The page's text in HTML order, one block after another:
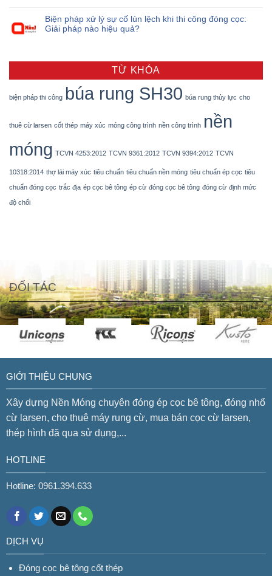
Biện pháp xử lý sự cố lún lệch khi thi công đóng cọc:
Giải pháp nào hiệu quả?
TỪ KHÓA
biện pháp thi công búa rung SH30 búa rung thủy lực cho
thuê cừ larsen cốt thép máy xúc móng công trình nền công trình nền
móng TCVN 4253:2012 TCVN 9361:2012 TCVN 9394:2012 TCVN
10318:2014 thợ lái máy xúc tiêu chuẩn tiêu chuẩn nền móng tiêu chuẩn ép cọc tiêu
chuẩn đóng cọc trắc địa ép cọc bê tông ép cừ đóng cọc bê tông đóng cừ định mức
độ chối
ĐỐI TÁC
GIỚI THIỆU CHUNG
Xây dựng Nền Móng chuyên đóng ép cọc bê tông, đóng nhổ
cừ larsen, cho thuê máy rung cừ, mua bán cọc cừ larsen,
thép hình đã qua sử dụng,...
HOTLINE
Hotline: 0961.394.633
DỊCH VỤ
Đóng cọc bê tông cốt thép